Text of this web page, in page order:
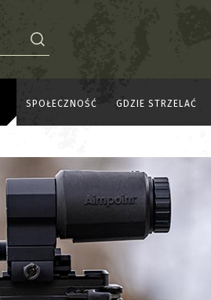
SPOŁECZNOŚĆ GDZIE STRZELAĆ